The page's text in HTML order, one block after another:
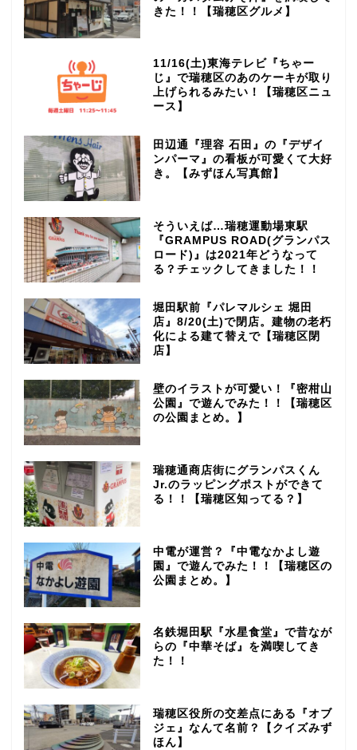
きた！！【瑞穂区グルメ】
11/16(土)東海テレビ『ちゃー
じ』で瑞穂区のあのケーキが取り
上げられるみたい！【瑞穂区ニュ
ース】
田辺通『理容 石田』の『デザイ
ンパーマ』の看板が可愛くて大好
き。【みずほん写真館】
そういえば…瑞穂運動場東駅
『GRAMPUS ROAD(グランパス
ロード)』は2021年どうなって
る？チェックしてきました！！
堀田駅前『パレマルシェ 堀田
店』8/20(土)で閉店。建物の老朽
化による建て替えで【瑞穂区閉
店】
壁のイラストが可愛い！『密柑山
公園』で遊んでみた！！【瑞穂区
の公園まとめ。】
瑞穂通商店街にグランパスくん
Jr.のラッピングポストができて
る！！【瑞穂区知ってる？】
中電が運営？『中電なかよし遊
園』で遊んでみた！！【瑞穂区の
公園まとめ。】
名鉄堀田駅『水星食堂』で昔なが
らの『中華そば』を満喫してき
た！！
瑞穂区役所の交差点にある『オブ
ジェ』なんて名前？【クイズみず
ほん】